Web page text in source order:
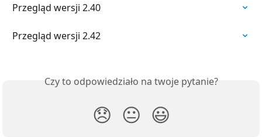
Przegląd wersji 2.40
Przegląd wersji 2.42
Czy to odpowiedziało na twoje pytanie?
😞 😐 😃